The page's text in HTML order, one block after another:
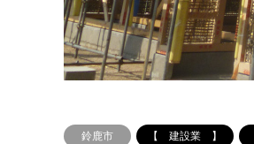
鈴鹿市 【 建設業 】